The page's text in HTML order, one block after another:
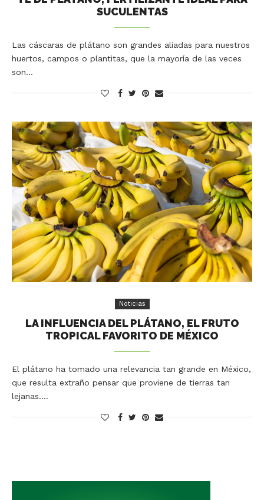
SUCULENTAS
Las cáscaras de plátano son grandes aliadas para nuestros
huertos, campos o plantitas, que la mayoría de las veces
son…
Noticias
LA INFLUENCIA DEL PLÁTANO, EL FRUTO
TROPICAL FAVORITO DE MÉXICO
El plátano ha tomado una relevancia tan grande en México,
que resulta extraño pensar que proviene de tierras tan
lejanas.…